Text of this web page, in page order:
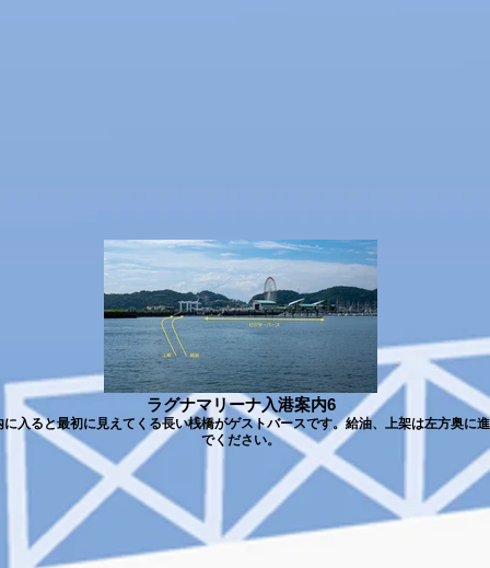
ラグナマリーナ入港案内6
に入ると最初に見えてくる長い桟橋がゲストバースです。給油、上架は左方奥に
でください。